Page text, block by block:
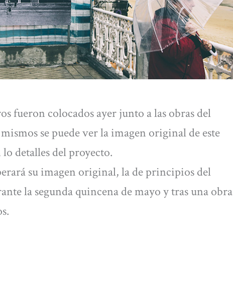
fueron colocados ayer junto a las obras del
se puede ver la imagen original de este
detalles del proyecto.
su imagen original, la de principios del
la segunda quincena de mayo y tras una obra